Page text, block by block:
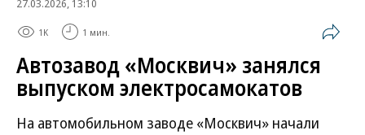
27.03.2026, 13:10
1K 1 мин.
Автозавод «Москвич» занялся
выпуском электросамокатов
На автомобильном заводе «Москвич» начали